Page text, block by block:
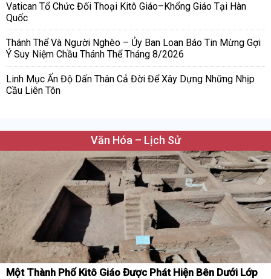
Vatican Tổ Chức Đối Thoại Kitô Giáo–Khổng Giáo Tại Hàn
Quốc
Thánh Thể Và Người Nghèo – Ủy Ban Loan Báo Tin Mừng Gợi
Ý Suy Niệm Chầu Thánh Thể Tháng 8/2026
Linh Mục Ấn Độ Dấn Thân Cả Đời Để Xây Dựng Những Nhịp
Cầu Liên Tôn
Văn Hóa – Lịch Sử
Một Thành Phố Kitô Giáo Được Phát Hiện Bên Dưới Lớp